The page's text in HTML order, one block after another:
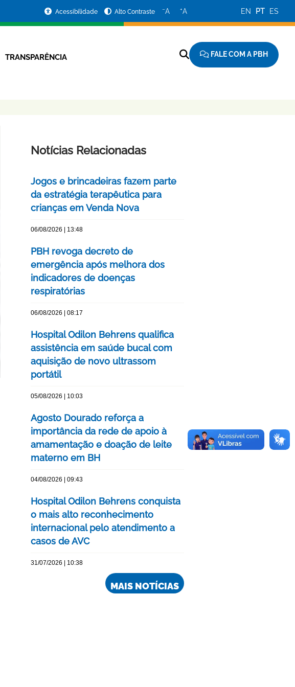
Acessibilidade Alto Contraste −A +A EN PT ES
TRANSPARÊNCIA FALE COM A PBH
Notícias Relacionadas
Jogos e brincadeiras fazem parte
da estratégia terapêutica para
crianças em Venda Nova
06/08/2026 | 13:48
PBH revoga decreto de
emergência após melhora dos
indicadores de doenças
respiratórias
06/08/2026 | 08:17
Hospital Odilon Behrens qualifica
assistência em saúde bucal com
aquisição de novo ultrassom
portátil
05/08/2026 | 10:03
Agosto Dourado reforça a
importância da rede de apoio à
amamentação e doação de leite
materno em BH
04/08/2026 | 09:43
Hospital Odilon Behrens conquista
o mais alto reconhecimento
internacional pelo atendimento a
casos de AVC
31/07/2026 | 10:38
MAIS NOTÍCIAS